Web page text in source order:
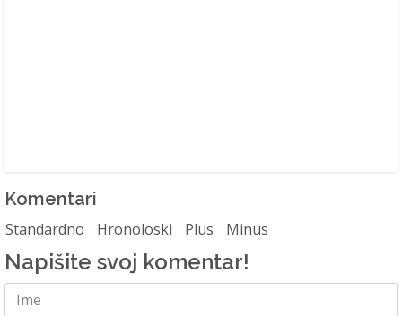
Komentari
Standardno Hronoloski Plus Minus
Napišite svoj komentar!